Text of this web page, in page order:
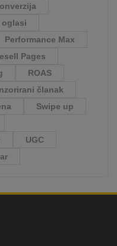
oglasi
Performance Max
Pages
ROAS
članak
Swipe up
UGC